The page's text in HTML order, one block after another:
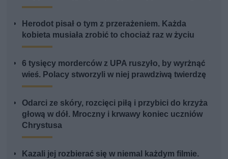
Herodot pisał o tym z przerażeniem. Każda
kobieta musiała zrobić to chociaż raz w życiu
6 tysięcy morderców z UPA ruszyło, by wyrżnąć
wieś. Polacy stworzyli w niej prawdziwą twierdzę
Odarci ze skóry, rozcięci piłą i przybici do krzyża
głową w dół. Mroczny i krwawy koniec uczniów
Chrystusa
Kazali jej rozbierać się w niemal każdym filmie.